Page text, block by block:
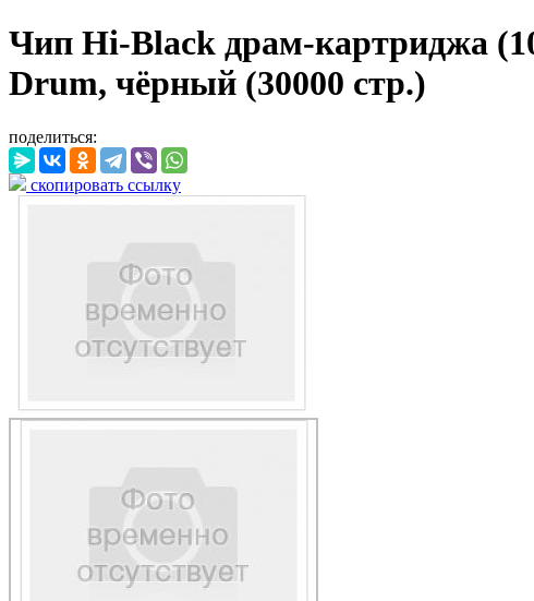
Чип Hi-Black драм-картриджа
Drum, чёрный (30000 стр.)
поделиться:
скопировать ссылку